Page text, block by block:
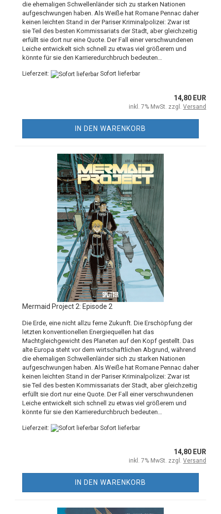
die ehemaligen Schwellenländer sich zu starken Nationen
aufgeschwungen haben. Als Weiße hat Romane Pennac daher
keinen leichten Stand in der Pariser Kriminalpolizei: Zwar ist
sie Teil des besten Kommissariats der Stadt, aber gleichzeitig
erfüllt sie dort nur eine Quote. Der Fall einer verschwundenen
Leiche entwickelt sich schnell zu etwas viel größerem und
könnte für sie den Karrieredurchbruch bedeuten…
Lieferzeit: Sofort lieferbar
14,80 EUR
inkl. 7% MwSt. zzgl. Versand
IN DEN WARENKORB
Mermaid Project 2: Episode 2
Die Erde, eine nicht allzu ferne Zukunft. Die Erschöpfung der
letzten konventionellen Energiequellen hat das
Machtgleichgewicht des Planeten auf den Kopf gestellt. Das
alte Europa steht vor dem wirtschaftlichen Abgrund, während
die ehemaligen Schwellenländer sich zu starken Nationen
aufgeschwungen haben. Als Weiße hat Romane Pennac daher
keinen leichten Stand in der Pariser Kriminalpolizei: Zwar ist
sie Teil des besten Kommissariats der Stadt, aber gleichzeitig
erfüllt sie dort nur eine Quote. Der Fall einer verschwundenen
Leiche entwickelt sich schnell zu etwas viel größerem und
könnte für sie den Karrieredurchbruch bedeuten…
Lieferzeit: Sofort lieferbar
14,80 EUR
inkl. 7% MwSt. zzgl. Versand
IN DEN WARENKORB